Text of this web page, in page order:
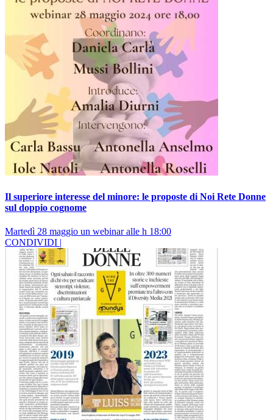
Il superiore interesse del minore: le proposte di Noi Rete Donne
sul doppio cognome
Martedì 28 maggio un webinar alle h 18:00
CONDIVIDI |